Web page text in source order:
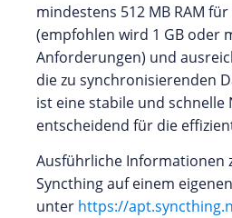
mindestens 512 MB RAM
(empfohlen wird 1 GB oder
Anforderungen) und
die zu synchronisierenden
ist eine stabile und
entscheidend für die
Ausführliche Informationen
Syncthing auf einem eigenen
unter https://